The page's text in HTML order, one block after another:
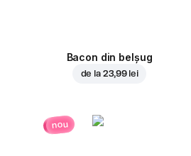
Bacon din belșug
de la 23,99 lei
nou